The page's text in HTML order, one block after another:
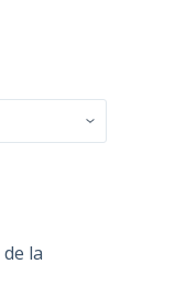
la